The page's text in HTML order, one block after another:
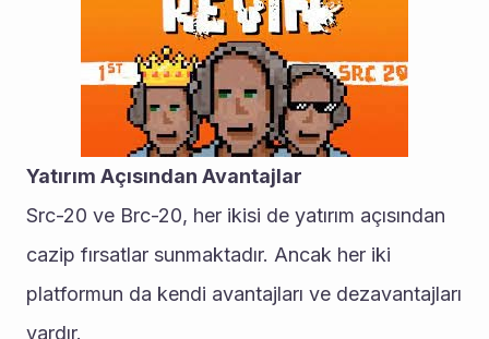
Yatırım Açısından Avantajlar
Src-20 ve Brc-20, her ikisi de yatırım açısından
cazip fırsatlar sunmaktadır. Ancak her iki
platformun da kendi avantajları ve dezavantajları
vardır.